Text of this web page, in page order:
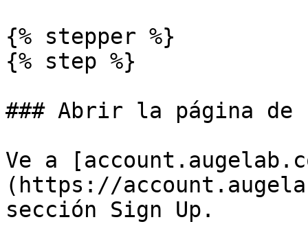
{% stepper %}
{% step %}
### Abrir la página
Ve a
(https://
sección Sign Up.